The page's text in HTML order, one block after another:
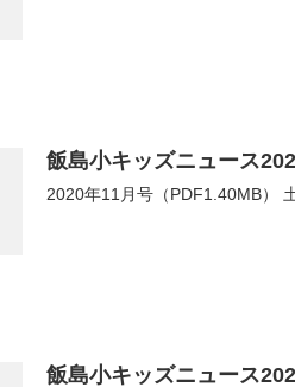
飯島小キッズニュース
2020年11月号（PDF1.40MB）
飯島小キッズニュース